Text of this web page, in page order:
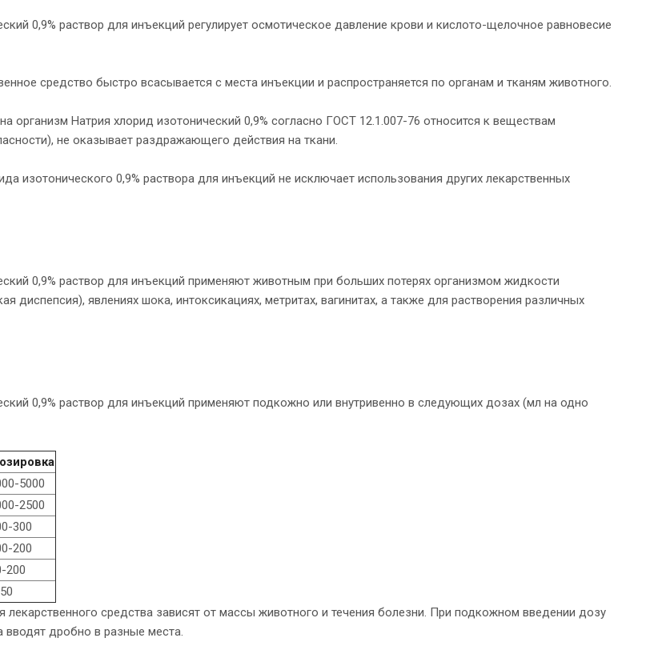
0,9% раствор для инъекций регулирует осмотическое давление крови и кислото-щелочное равновесие
средство быстро всасывается с места инъекции и распространяется по органам и тканям животного.
организм Натрия хлорид изотонический 0,9% согласно ГОСТ 12.1.007-76 относится к веществам
не оказывает раздражающего действия на ткани.
изотонического 0,9% раствора для инъекций не исключает использования других лекарственных
0,9% раствор для инъекций применяют животным при больших потерях организмом жидкости
диспепсия), явлениях шока, интоксикациях, метритах, вагинитах, а также для растворения различных
0,9% раствор для инъекций применяют подкожно или внутривенно в следующих дозах (мл на одно
5000
2500
300
200
200
средства зависят от массы животного и течения болезни. При подкожном введении дозу
вводят дробно в разные места.